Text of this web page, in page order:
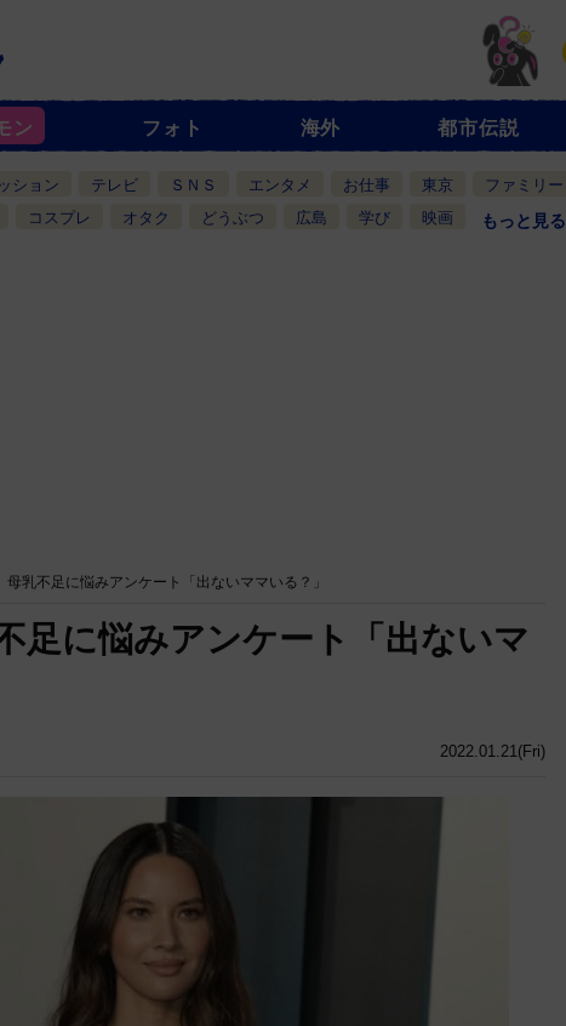
ン フォト 海外 都市伝説
ション テレビ ＳＮＳ エンタメ お仕事 東京 ファミリー
コスプレ オタク どうぶつ 広島 学び 映画 もっと見る
乳不足に悩みアンケート「出ないママいる？」
2022.01.21(Fri)
足に悩みアンケート「出ないマ